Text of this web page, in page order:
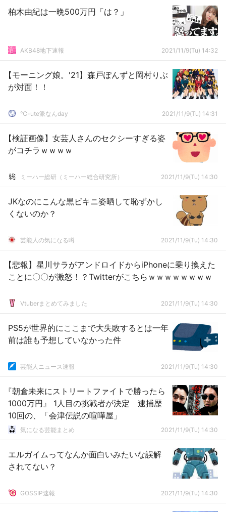
柏木由紀は一晩500万円「は？」
AKB48地下速報 2021/11/9(Tu) 14:32
【モーニング娘。'21】森戸ぽんずと岡村りぶ
が対面！！
℃-ute派なんday 2021/11/9(Tu) 14:31
【検証画像】女芸人さんのセクシーすぎる姿
がコチラｗｗｗｗ
ミーハー総研（ミーハー総合研究所） 2021/11/9(Tu) 14:30
JKなのにこんな黒ビキニ姿晒して恥ずかし
くないのか？
芸能人の気になる噂 2021/11/9(Tu) 14:30
【悲報】星川サラがアンドロイドからiPhoneに乗り換えた
ことに〇〇が激怒！？Twitterがこちらｗｗｗｗｗｗｗｗ
Vtuberまとめてみました 2021/11/9(Tu) 14:30
PS5が世界的にここまで大失敗するとは一年
前は誰も予想していなかった件
芸能人ニュース速報 2021/11/9(Tu) 14:30
『朝倉未来にストリートファイトで勝ったら
1000万円』 1人目の挑戦者が決定 逮捕歴
10回の、「会津伝説の喧嘩屋」
気になる芸能まとめ 2021/11/9(Tu) 14:30
エルガイムってなんか面白いみたいな誤解
されてない？
GOSSIP速報 2021/11/9(Tu) 14:30